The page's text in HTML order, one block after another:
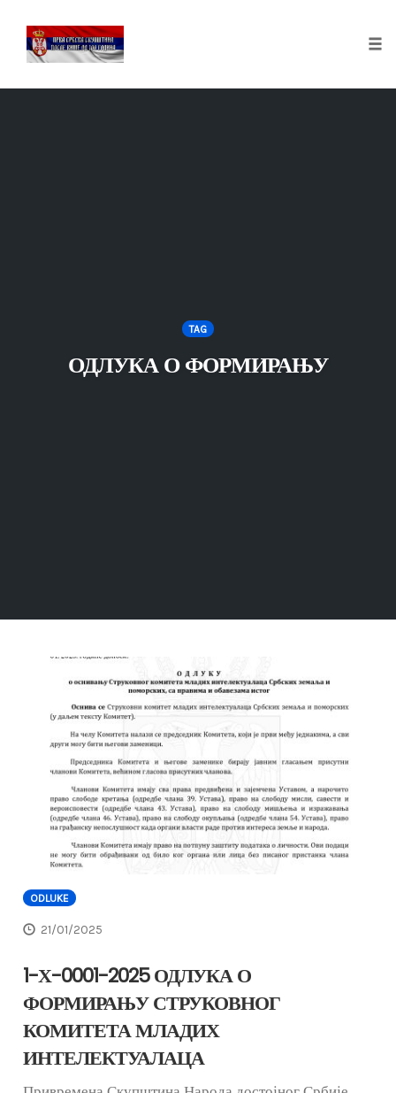
TAG
ОДЛУКА О ФОРМИРАЊУ
ODLUKE
21/01/2025
1-Х-0001-2025 ОДЛУКА О
ФОРМИРАЊУ СТРУКОВНОГ
КОМИТЕТА МЛАДИХ
ИНТЕЛЕКТУАЛАЦА